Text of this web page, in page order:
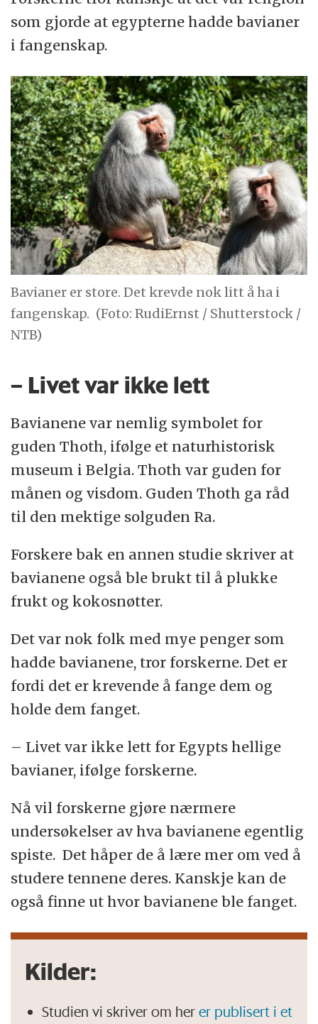
som gjorde at egypterne hadde bavianer
i fangenskap.
Bavianer er store. Det krevde nok litt å ha i
fangenskap. (Foto: RudiErnst / Shutterstock /
NTB)
– Livet var ikke lett
Bavianene var nemlig symbolet for
guden Thoth, ifølge et naturhistorisk
museum i Belgia. Thoth var guden for
månen og visdom. Guden Thoth ga råd
til den mektige solguden Ra.
Forskere bak en annen studie skriver at
bavianene også ble brukt til å plukke
frukt og kokosnøtter.
Det var nok folk med mye penger som
hadde bavianene, tror forskerne. Det er
fordi det er krevende å fange dem og
holde dem fanget.
– Livet var ikke lett for Egypts hellige
bavianer, ifølge forskerne.
Nå vil forskerne gjøre nærmere
undersøkelser av hva bavianene egentlig
spiste. Det håper de å lære mer om ved å
studere tennene deres. Kanskje kan de
også finne ut hvor bavianene ble fanget.
Kilder:
Studien vi skriver om her er publisert i et